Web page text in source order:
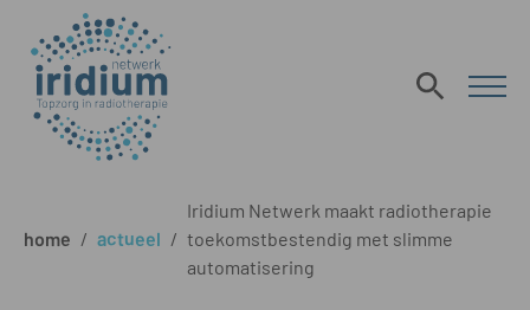
home / actueel /
Iridium Netwerk maakt radiotherapie
toekomstbestendig met slimme
automatisering